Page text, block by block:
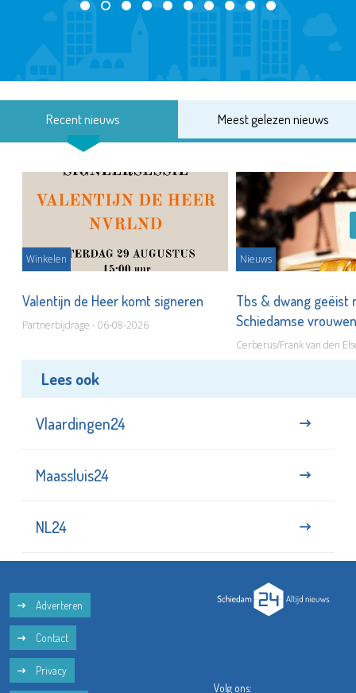
Recent nieuws Meest gelezen nieuws
Winkelen
Valentijn de Heer komt signeren
Partnerbijdrage - 06-08-2026
Nieuws
Tbs & dwang geëist
Schiedamse
Cerberus/Frank van den
Lees ook
Vlaardingen24
Maassluis24
NL24
Adverteren
Contact
Privacy
Volg ons: